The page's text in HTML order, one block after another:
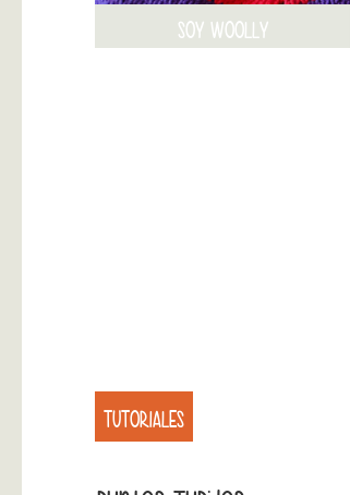
SOY WOOLLY
TUTORIALES